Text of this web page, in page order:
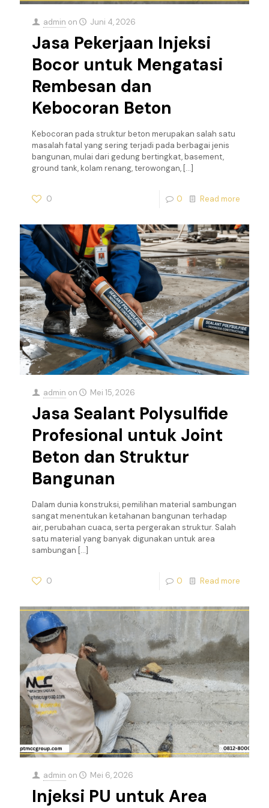
admin on Juni 4, 2026
Jasa Pekerjaan Injeksi
Bocor untuk Mengatasi
Rembesan dan
Kebocoran Beton
Kebocoran pada struktur beton merupakan salah satu
masalah fatal yang sering terjadi pada berbagai jenis
bangunan, mulai dari gedung bertingkat, basement,
ground tank, kolam renang, terowongan, […]
0 0 Read more
admin on Mei 15, 2026
Jasa Sealant Polysulfide
Profesional untuk Joint
Beton dan Struktur
Bangunan
Dalam dunia konstruksi, pemilihan material sambungan
sangat menentukan ketahanan bangunan terhadap
air, perubahan cuaca, serta pergerakan struktur. Salah
satu material yang banyak digunakan untuk area
sambungan […]
0 0 Read more
admin on Mei 6, 2026
Injeksi PU untuk Area